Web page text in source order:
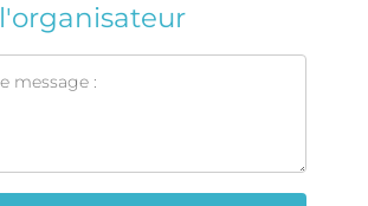
l'organisateur